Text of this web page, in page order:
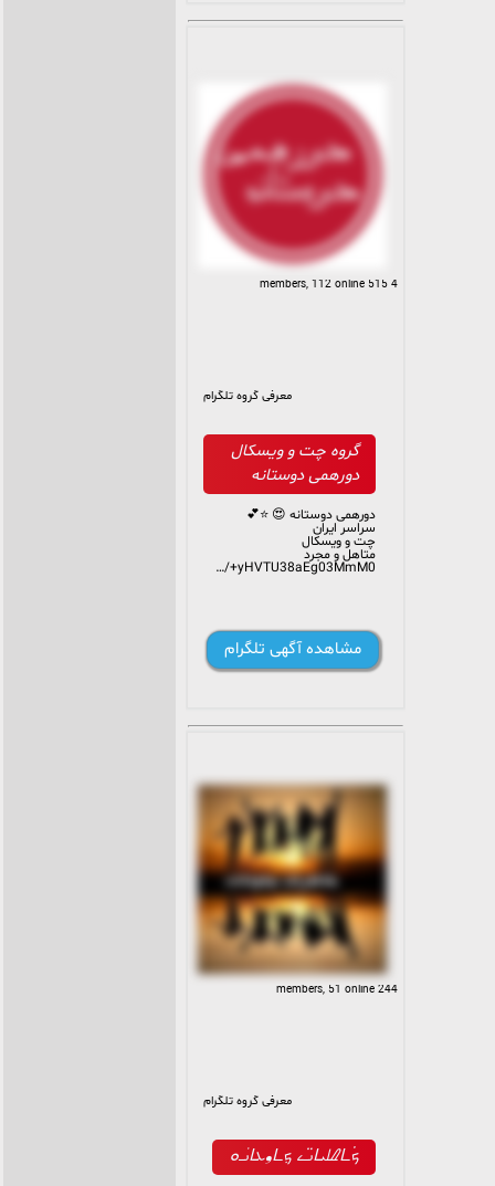
4 515 members, 112 online
معرفی گروه تلگرام
گروه چت و ویسکال
دورهمی دوستانه
دورهمی دوستانه 😍 ⭐️💕
سراسر ایران
چت و ویسکال
متاهل و مجرد
https://t.me/+yHVTU38aEg03MmM0
مشاهده آگهی تلگرام
244 members, 51 online
معرفی گروه تلگرام
ܟ۬ߺߊ‌‌ࡈࡋܝ‌ߊ‌‌ࡅߺ߳ࡉ‌ ܟٜߺߊ‌‌❟ܥ‌ߊ‌‌‌‌ࡅ࣪ߺܘ